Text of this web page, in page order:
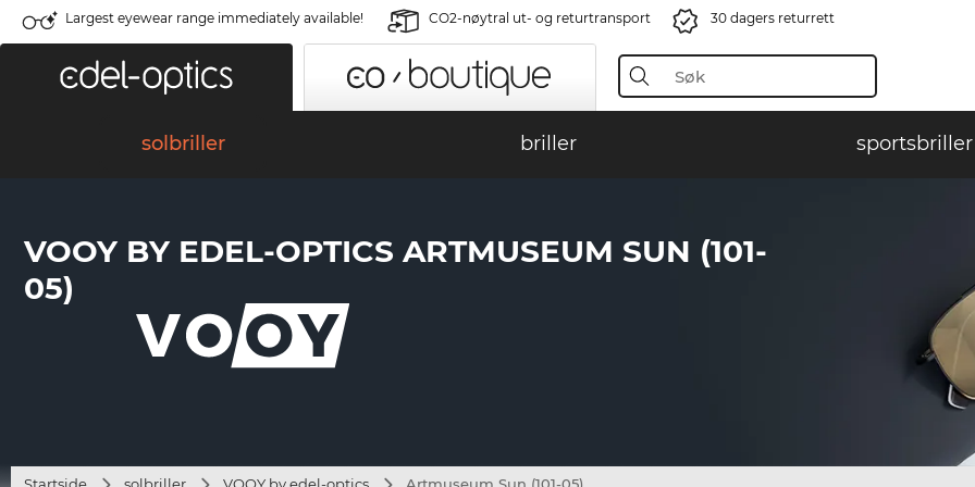
Largest eyewear range immediately available! CO2-nøytral ut- og returtransport 30 dagers returrett
solbriller briller sportsbriller
VOOY BY EDEL-OPTICS ARTMUSEUM SUN (101-
05)